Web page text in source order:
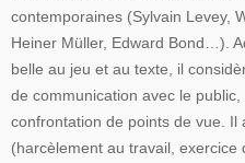
contemporaines (Sylvain Levey,
Heiner Müller, Edward Bond…).
belle au jeu et au texte, il
de communication avec le public,
confrontation de points de vue. Il
(harcèlement au travail, exercice